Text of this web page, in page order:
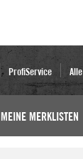
ProfiService
MEINE MERKLISTEN